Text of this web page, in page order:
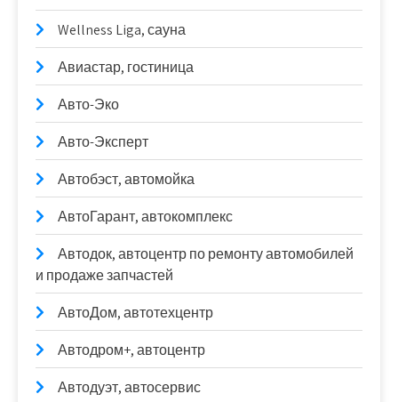
Wellness Liga, сауна
Авиастар, гостиница
Авто-Эко
Авто-Эксперт
Автобэст, автомойка
АвтоГарант, автокомплекс
Автодок, автоцентр по ремонту автомобилей
и продаже запчастей
АвтоДом, автотехцентр
Автодром+, автоцентр
Автодуэт, автосервис